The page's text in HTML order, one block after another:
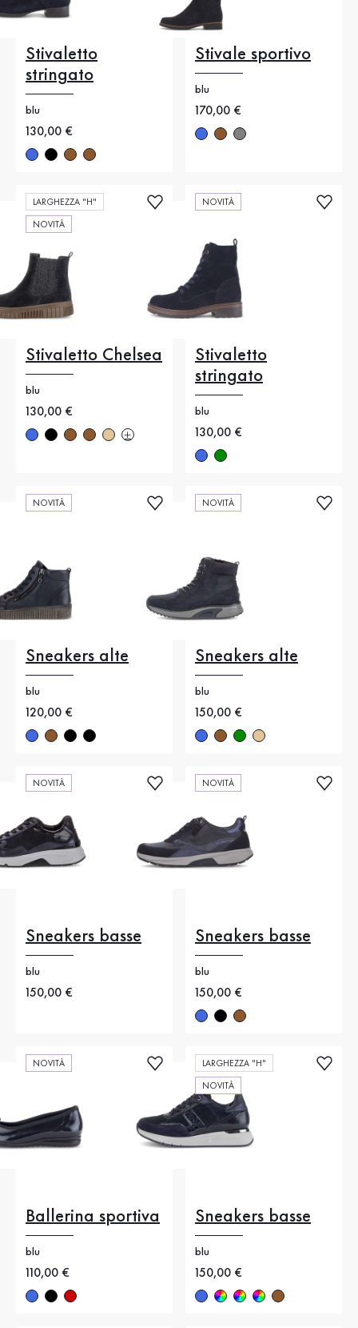
Stivaletto
stringato
blu
Nuovo prezzo
130,00 €
Stivale sportivo
blu
Nuovo prezzo
170,00 €
LARGHEZZA "H"
NOVITÀ
Stivaletto Chelsea
blu
Nuovo prezzo
130,00 €
NOVITÀ
Stivaletto
stringato
blu
Nuovo prezzo
130,00 €
NOVITÀ
Sneakers alte
blu
Nuovo prezzo
120,00 €
NOVITÀ
Sneakers alte
blu
Nuovo prezzo
150,00 €
NOVITÀ
Sneakers basse
blu
Nuovo prezzo
150,00 €
NOVITÀ
Sneakers basse
blu
Nuovo prezzo
150,00 €
NOVITÀ
Ballerina sportiva
blu
Nuovo prezzo
110,00 €
LARGHEZZA "H"
NOVITÀ
Sneakers basse
blu
Nuovo prezzo
150,00 €